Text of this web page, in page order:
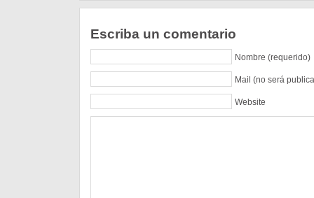
Escriba un comentario
Nombre (requerido)
Mail (no será
Website